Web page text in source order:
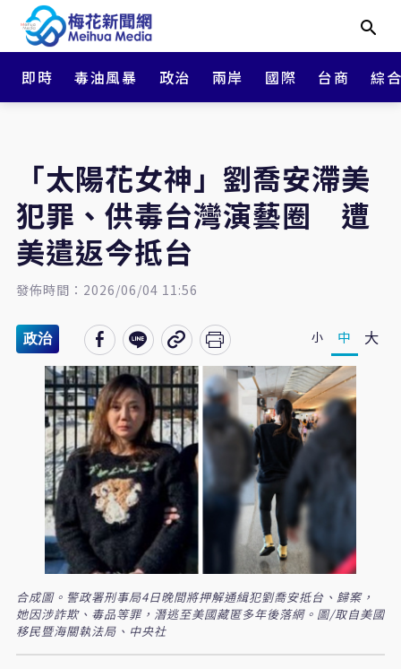
即時 毒油風暴 政治 兩岸 國際 台商 綜
「太陽花女神」劉喬安滯美
犯罪、供毒台灣演藝圈 遭
美遣返今抵台
發佈時間：2026/06/04 11:56
政治 小 中 大
合成圖。警政署刑事局4日晚間將押解通緝犯劉喬安抵台、歸案，
她因涉詐欺、毒品等罪，潛逃至美國藏匿多年後落網。圖/取自美國
移民暨海關執法局、中央社